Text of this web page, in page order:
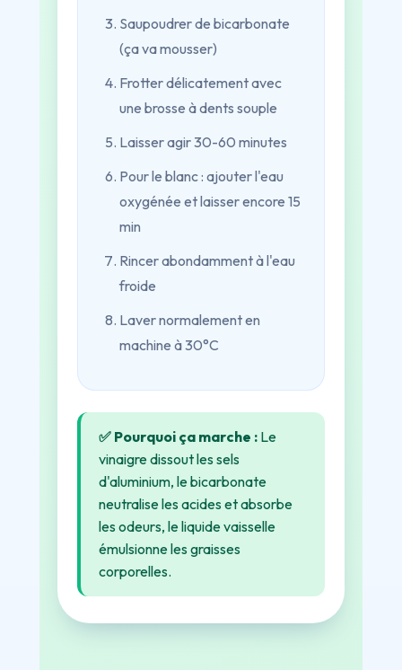
Saupoudrer de bicarbonate
(ça va mousser)
Frotter délicatement avec
une brosse à dents souple
Laisser agir 30-60 minutes
Pour le blanc : ajouter l'eau
oxygénée et laisser encore 15
min
Rincer abondamment à l'eau
froide
Laver normalement en
machine à 30°C
✅ Pourquoi ça marche : Le
vinaigre dissout les sels
d'aluminium, le bicarbonate
neutralise les acides et absorbe
les odeurs, le liquide vaisselle
émulsionne les graisses
corporelles.